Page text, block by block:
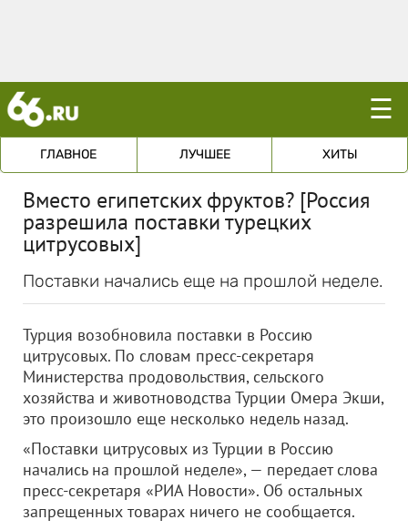
☰
ГЛАВНОЕ ЛУЧШЕЕ ХИТЫ
Вместо египетских фруктов? [Россия
разрешила поставки турецких
цитрусовых]
Поставки начались еще на прошлой неделе.
Турция возобновила поставки в Россию
цитрусовых. По словам пресс-секретаря
Министерства продовольствия, сельского
хозяйства и животноводства Турции Омера Экши,
это произошло еще несколько недель назад.
«Поставки цитрусовых из Турции в Россию
начались на прошлой неделе», — передает слова
пресс-секретаря «РИА Новости». Об остальных
запрещенных товарах ничего не сообщается.